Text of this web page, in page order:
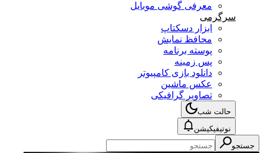
معرفی گوشی موبایل
سرگرمی
ابزار دسکتاپ
محافظ نمایش
پوسته برنامه
پس زمینه
دانلود بازی کامپیوتر
عکس ماشین
تصاویر گرافیکی
حالت شب
نوتیفیکیشن
جستجو